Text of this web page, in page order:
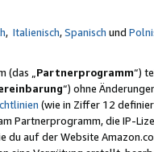
, Italienisch,Spanisch und
(das „Partnerprogramm“)
“) ohne
(wie in Ziffer 12
Partnerprogramm, die IP-
auf der Website